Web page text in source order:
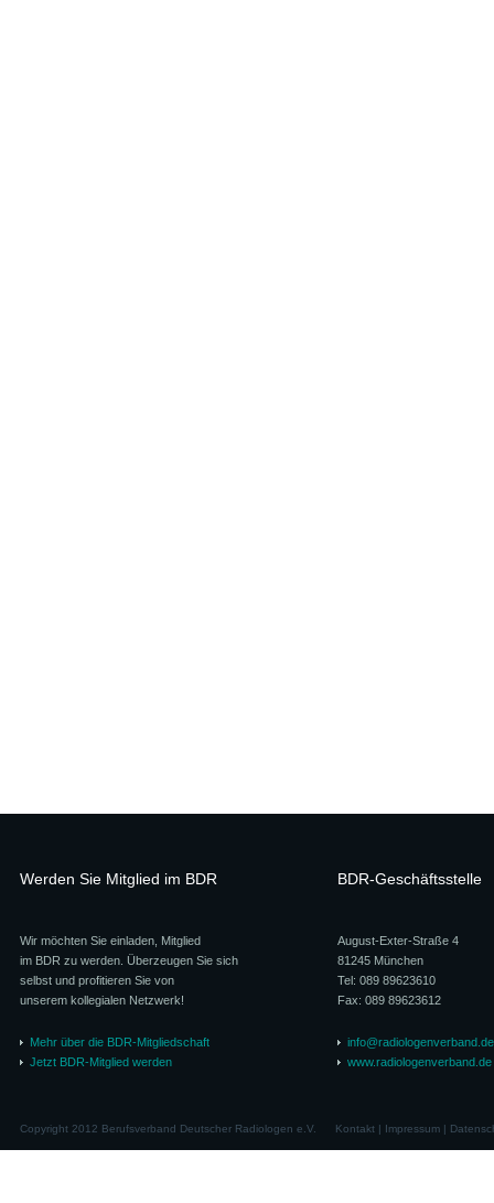
Werden Sie Mitglied im BDR
Wir möchten Sie einladen, Mitglied
im BDR zu werden. Überzeugen Sie sich
selbst und profitieren Sie von
unserem kollegialen Netzwerk!
Mehr über die BDR-Mitgliedschaft
Jetzt BDR-Mitglied werden
BDR-Geschäftsstelle
August-Exter-Straße 4
81245 München
Tel: 089 89623610
Fax: 089 89623612
info@radiologenverband.de
www.radiologenverband.de
Copyright 2012 Berufsverband Deutscher Radiologen e.V. Kontakt| Impressum|